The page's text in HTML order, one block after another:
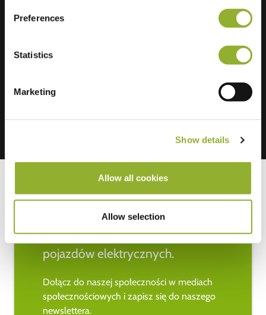
Preferences
Statistics
Marketing
Show details
Allow all cookies
Allow selection
Dodatkowe informacje
Bądź na bieżąco z najnowszymi
wiadomościami na temat
pojazdów elektrycznych.
Dołącz do naszej społeczności w mediach
społecznościowych i zapisz się do naszego
newslettera.